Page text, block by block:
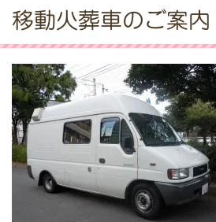
移動火葬車のご案内